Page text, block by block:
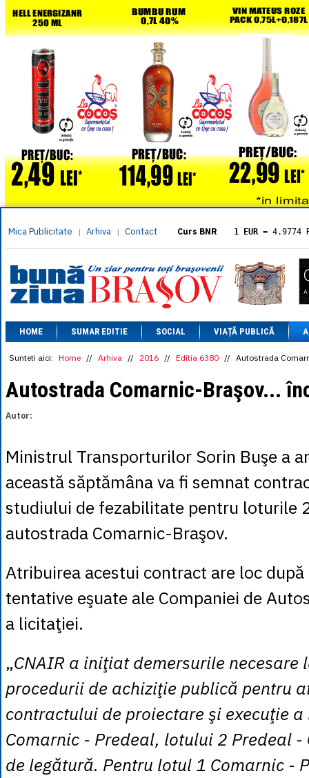
Mica Publicitate | Arhiva | Contact Curs BNR 1 EUR = 4.9774
= 5.8304
1 XAU= 464.4611
1 AED= 1.1933
1 AUD= 2.7957
1 BGN= 2.5449
1 CAD= 3.1559
1 CHF= 5.2813
1 CNY= 0.6015
= 0.6668
1 EGP= 0.0860
1 HUF
1 MDL = 0.2538
= 0.2227
1 NOK= 0.4191
1 PLN= 1.1646
1 UAH
= 0.1048
1 XDR= 5.9383
1 ZAR
= 0.2318
HOME SUMAR EDITIE SOCIAL VIAȚĂ PUBLICĂ
Sunteti aici: Home // Arhiva // 2016 // Editia 6380 // Autostrada
Autostrada Comarnic-Braşov...
Autor:
Ministrul Transporturilor Sorin Buşe a
această săptămâna va fi semnat
studiului de fezabilitate pentru loturile
autostrada Comarnic-Braşov.
Atribuirea acestui contract are loc
tentative eşuate ale Companiei de
a licitaţiei.
„CNAIR a iniţiat demersurile necesare
procedurii de achiziţie publică pentru
contractului de proiectare şi execuţie
Comarnic - Predeal, lotului 2 Predeal
de legătură. Pentru lotul 1 Comarnic -